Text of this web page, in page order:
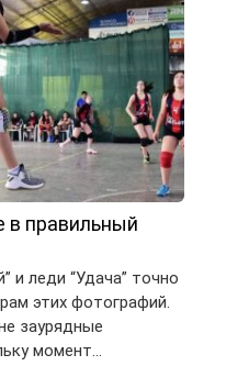
в правильный
и леди “Удача” точно
этих фотографий.
заурядные
момент…